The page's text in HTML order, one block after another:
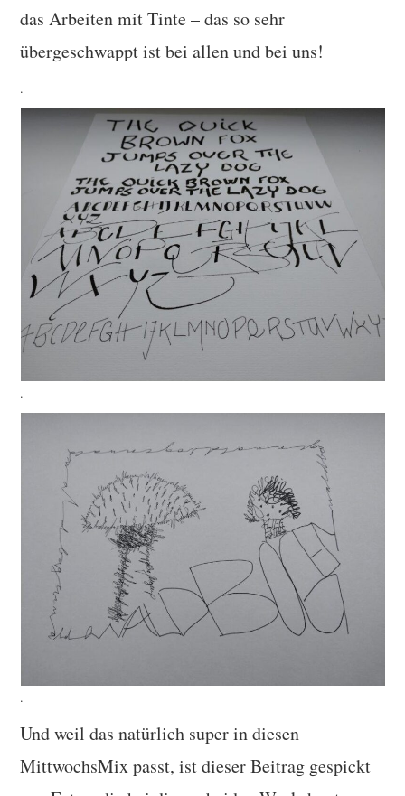
das Arbeiten mit Tinte – das so sehr
übergeschwappt ist bei allen und bei uns!
.
.
.
Und weil das natürlich super in diesen
MittwochsMix passt, ist dieser Beitrag gespickt